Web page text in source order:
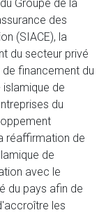
Groupe de la
des
(SIACE), la
du secteur privé
financement du
de
du
réaffirmation de
de
avec le
du pays afin de
les